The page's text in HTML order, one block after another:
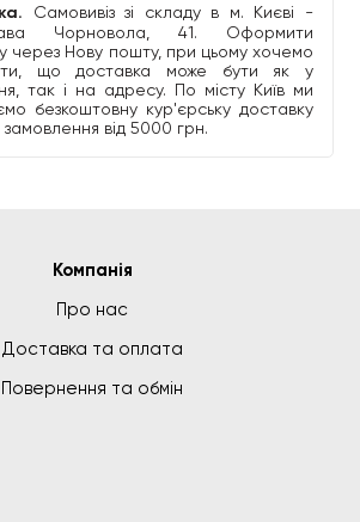
Самовивіз зі складу в м. Києві -
Чорновола, 41. Оформити
через Нову пошту, при цьому хочемо
що доставка може бути як у
так і на адресу. По місту Київ ми
безкоштовну кур'єрську доставку
замовлення від 5000 грн.
Компанія
Про нас
Доставка та оплата
Повернення та обмін